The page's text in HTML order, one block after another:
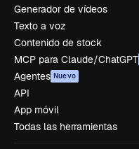
Generador de vídeos
Texto a voz
Contenido de stock
MCP para Claude/ChatGPT
Agentes Nuevo
API
App móvil
Todas las herramientas